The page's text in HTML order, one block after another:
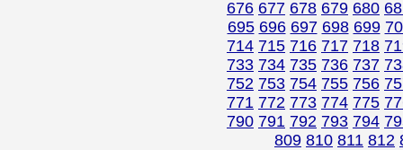
676 677 678 679 680
695 696 697 698 699
714 715 716 717 718
733 734 735 736 737
752 753 754 755 756
771 772 773 774 775
790 791 792 793 794
809 810 811 812